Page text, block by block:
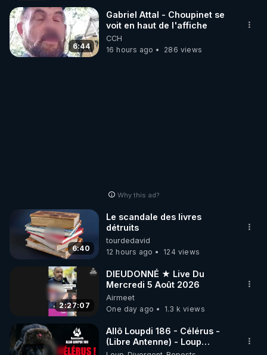
6:44
Gabriel Attal - Choupinet se
voit en haut de l'affiche
CCH
16 hours ago
286 views
Why this ad?
6:40
Le scandale des livres
détruits
tourdedavid
12 hours ago
124 views
2:27:07
DIEUDONNÉ ★ Live Du
Mercredi 5 Août 2026
Airmeet
One day ago
1.3 k views
Allô Loupdi 186 - Célérus -
(Libre Antenne) - Loup
Divergent 2026.08.06